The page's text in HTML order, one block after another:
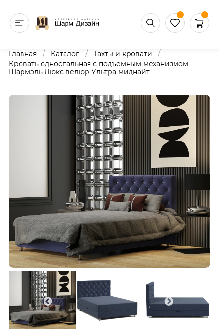
Главная / Каталог / Тахты и кровати /
Кровать односпальная с подъемным механизмом
Шармэль Люкс велюр Ультра миднайт